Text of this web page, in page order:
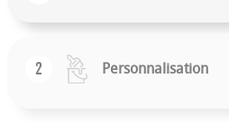
2 Personnalisation